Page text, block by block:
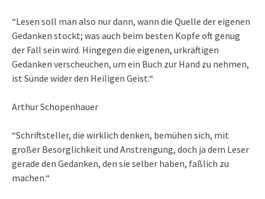
“Lesen soll man also nur dann, wann die Quelle der eigenen
Gedanken stockt; was auch beim besten Kopfe oft genug
der Fall sein wird. Hingegen die eigenen, urkräftigen
Gedanken verscheuchen, um ein Buch zur Hand zu nehmen,
ist Sünde wider den Heiligen Geist.“
Arthur Schopenhauer
“Schriftsteller, die wirklich denken, bemühen sich, mit
großer Besorglichkeit und Anstrengung, doch ja dem Leser
gerade den Gedanken, den sie selber haben, faßlich zu
machen.“